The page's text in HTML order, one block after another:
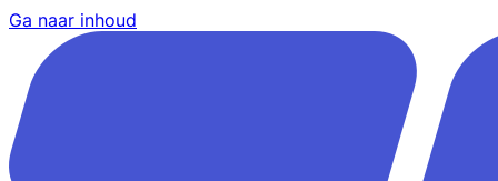
Ga naar inhoud